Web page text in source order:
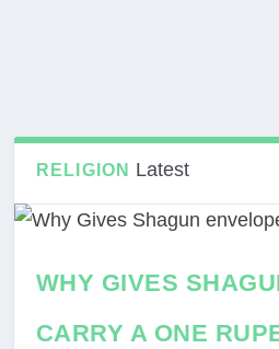
RELIGION Latest
WHY GIVES
CARRY A ONE